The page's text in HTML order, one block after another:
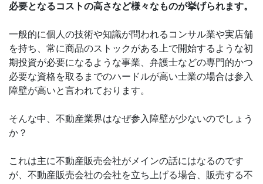
必要となるコストの高さなど様々なものが挙げられます。
一般的に個人の技術や知識が問われるコンサル業や実店舗
を持ち、常に商品のストックがある上で開始するような初
期投資が必要になるような事業、弁護士などの専門的かつ
必要な資格を取るまでのハードルが高い士業の場合は参入
障壁が高いと言われております。
そんな中、不動産業界はなぜ参入障壁が少ないのでしょう
か？
これは主に不動産販売会社がメインの話にはなるのです
が、不動産販売会社の会社を立ち上げる場合、販売する不